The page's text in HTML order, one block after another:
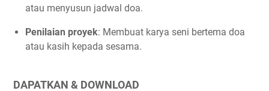
atau menyusun jadwal doa.
Penilaian proyek: Membuat karya seni bertema doa
atau kasih kepada sesama.
DAPATKAN & DOWNLOAD